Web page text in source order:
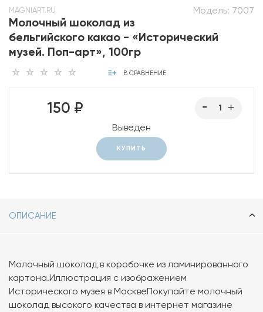
Модель: 7007
MAGNIART.RU
Молочный шоколад из
бельгийского какао - «Исторический
музей. Поп-арт», 100гр
В СРАВНЕНИЕ
150 ₽
Выведен
КУПИТЬ
ОПИСАНИЕ
Молочный шоколад в коробочке из ламинированного
картона.Иллюстрация с изображением
Исторического музея в МосквеПокупайте молочный
шоколад высокого качества в интернет магазине